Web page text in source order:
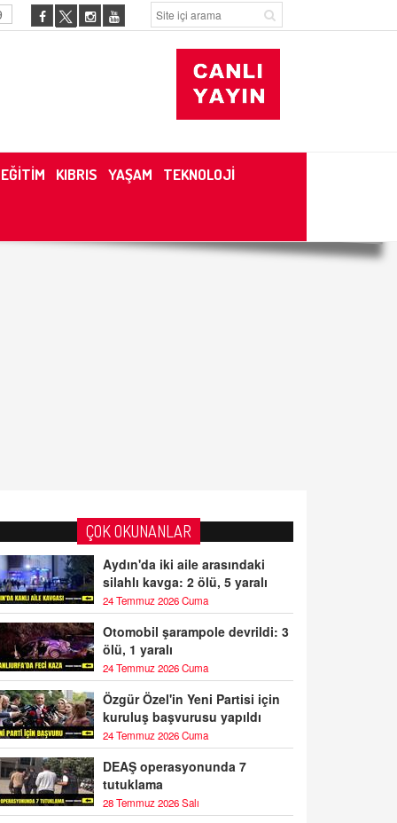
EĞİTİM KIBRIS YAŞAM TEKNOLOJİ
ÇOK OKUNANLAR
Aydın'da iki aile arasındaki
silahlı kavga: 2 ölü, 5 yaralı
24 Temmuz 2026 Cuma
Otomobil şarampole devrildi: 3
ölü, 1 yaralı
24 Temmuz 2026 Cuma
Özgür Özel'in Yeni Partisi için
kuruluş başvurusu yapıldı
24 Temmuz 2026 Cuma
DEAŞ operasyonunda 7
tutuklama
28 Temmuz 2026 Salı